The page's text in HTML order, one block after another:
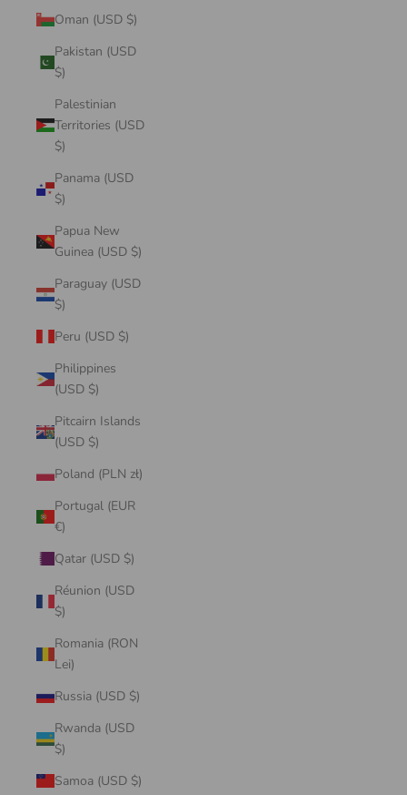
Oman (USD $)
Pakistan (USD
$)
Palestinian
Territories (USD
$)
Panama (USD
$)
Papua New
Guinea (USD $)
Paraguay (USD
$)
Peru (USD $)
Philippines
(USD $)
Pitcairn Islands
(USD $)
Poland (PLN zł)
Portugal (EUR
€)
Qatar (USD $)
Réunion (USD
$)
Romania (RON
Lei)
Russia (USD $)
Rwanda (USD
$)
Samoa (USD $)